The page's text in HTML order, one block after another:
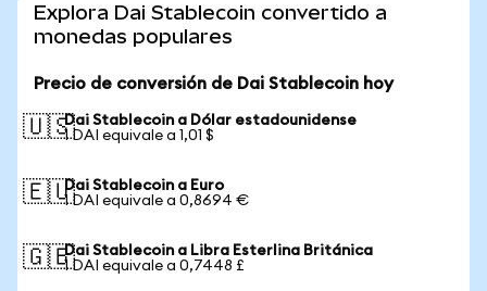
Explora Dai Stablecoin convertido a
monedas populares
Precio de conversión de Dai Stablecoin hoy
🇺🇸Dai Stablecoin a Dólar estadounidense
1 DAI equivale a 1,01 $
🇪🇺Dai Stablecoin a Euro
1 DAI equivale a 0,8694 €
🇬🇧Dai Stablecoin a Libra Esterlina Británica
1 DAI equivale a 0,7448 £